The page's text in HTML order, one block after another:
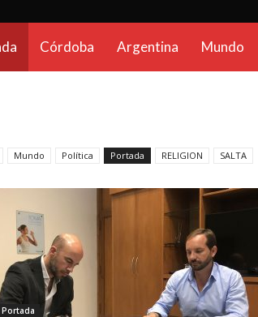
Córdoba Argentina Mundo
Mundo Política Portada RELIGION SALTA
Portada